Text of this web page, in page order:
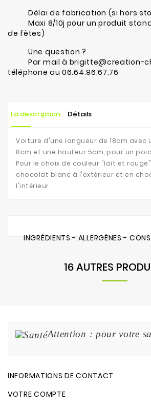
Délai de fabrication (si hors
Maxi 8/10j pour un produit
de fêtes)
Une question ?
Par mail à brigitte@creation-
téléphone au 06.64.96.67.76
La description Détails
Voiture d'une longueur de 18cm avec
8cm et une hauteur 5cm, pour un
Pour le choix de couleur "lait et
chocolat blanc à l'extérieur et en
l'intérieur
INGRÉDIENTS - ALLERGÈNES -
16 AUTRES
Attention : pour votre
INFORMATIONS DE CONTACT
VOTRE COMPTE